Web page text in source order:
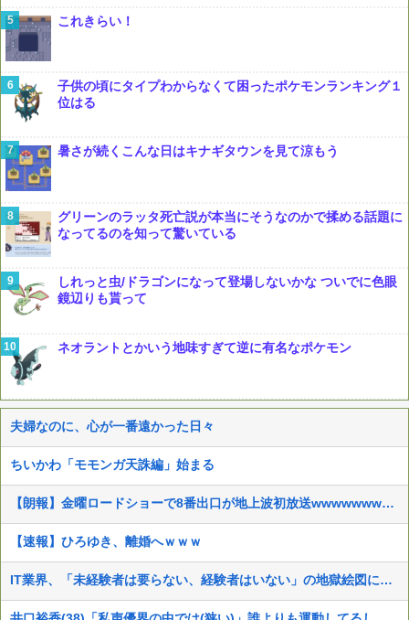
これきらい！
子供の頃にタイプわからなくて困ったポケモンランキング１
位はる
暑さが続くこんな日はキナギタウンを見て涼もう
グリーンのラッタ死亡説が本当にそうなのかで揉める話題に
なってるのを知って驚いている
しれっと虫/ドラゴンになって登場しないかな ついでに色眼
鏡辺りも貰って
ネオラントとかいう地味すぎて逆に有名なポケモン
夫婦なのに、心が一番遠かった日々
ちいかわ「モモンガ天誅編」始まる
【朗報】金曜ロードショーで8番出口が地上波初放送wwwwwwwww
【速報】ひろゆき、離婚へｗｗｗ
IT業界、「未経験者は要らない、経験者はいない」の地獄絵図にwww